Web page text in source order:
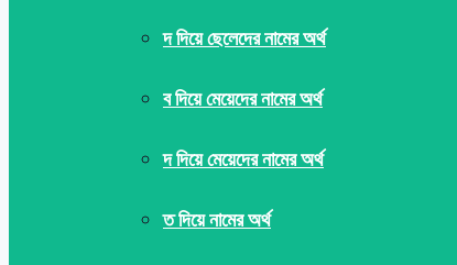
দ দিয়ে ছেলেদের নামের অর্থ
ব দিয়ে মেয়েদের নামের অর্থ
দ দিয়ে মেয়েদের নামের অর্থ
ত দিয়ে নামের অর্থ